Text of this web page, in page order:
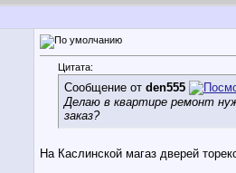
Цитата:
Сообщение от den555
Делаю в квартире ремонт
заказ?
На Каслинской магаз дверей